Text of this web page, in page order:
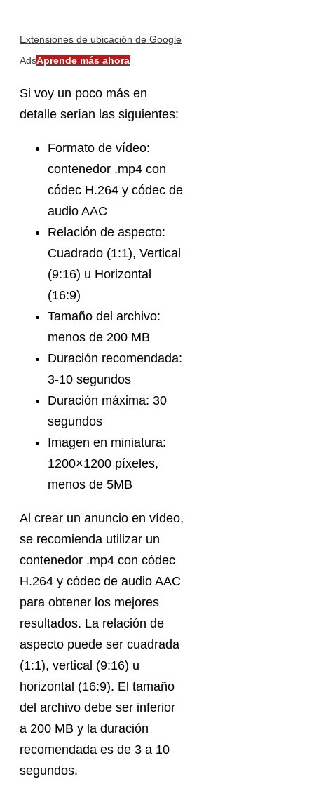
Extensiones de ubicación de Google
AdsAprende más ahora
Si voy un poco más en
detalle serían las siguientes:
Formato de vídeo:
contenedor .mp4 con
códec H.264 y códec de
audio AAC
Relación de aspecto:
Cuadrado (1:1), Vertical
(9:16) u Horizontal
(16:9)
Tamaño del archivo:
menos de 200 MB
Duración recomendada:
3-10 segundos
Duración máxima: 30
segundos
Imagen en miniatura:
1200×1200 píxeles,
menos de 5MB
Al crear un anuncio en vídeo,
se recomienda utilizar un
contenedor .mp4 con códec
H.264 y códec de audio AAC
para obtener los mejores
resultados. La relación de
aspecto puede ser cuadrada
(1:1), vertical (9:16) u
horizontal (16:9). El tamaño
del archivo debe ser inferior
a 200 MB y la duración
recomendada es de 3 a 10
segundos.